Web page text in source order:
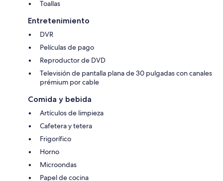
Toallas
Entretenimiento
DVR
Películas de pago
Reproductor de DVD
Televisión de pantalla plana de 30 pulgadas con canales
prémium por cable
Comida y bebida
Artículos de limpieza
Cafetera y tetera
Frigorífico
Horno
Microondas
Papel de cocina